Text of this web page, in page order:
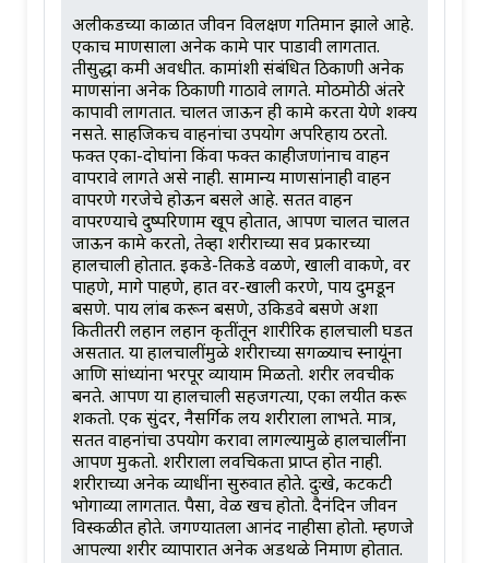
अलीकडच्या काळात जीवन विलक्षण गतिमान झाले आहे.
एकाच माणसाला अनेक कामे पार पाडावी लागतात.
तीसुद्धा कमी अवधीत. कामांशी संबंधित ठिकाणी अनेक
माणसांना अनेक ठिकाणी गाठावे लागते. मोठमोठी अंतरे
कापावी लागतात. चालत जाऊन ही कामे करता येणे शक्य
नसते. साहजिकच वाहनांचा उपयोग अपरिहार्य ठरतो.
फक्त एका-दोघांना किंवा फक्त काहीजणांनाच वाहन
वापरावे लागते असे नाही. सामान्य माणसांनाही वाहन
वापरणे गरजेचे होऊन बसले आहे. सतत वाहन
वापरण्याचे दुष्परिणाम खूप होतात, आपण चालत चालत
जाऊन कामे करतो, तेव्हा शरीराच्या सर्व प्रकारच्या
हालचाली होतात. इकडे-तिकडे वळणे, खाली वाकणे, वर
पाहणे, मागे पाहणे, हात वर-खाली करणे, पाय दुमडून
बसणे. पाय लांब करून बसणे, उकिडवे बसणे अशा
कितीतरी लहान लहान कृतींतून शारीरिक हालचाली घडत
असतात. या हालचालींमुळे शरीराच्या सगळ्याच स्नायूंना
आणि सांध्यांना भरपूर व्यायाम मिळतो. शरीर लवचीक
बनते. आपण या हालचाली सहजगत्या, एका लयीत करू
शकतो. एक सुंदर, नैसर्गिक लय शरीराला लाभते. मात्र,
सतत वाहनांचा उपयोग करावा लागल्यामुळे हालचालींना
आपण मुकतो. शरीराला लवचिकता प्राप्त होत नाही.
शरीराच्या अनेक व्याधींना सुरुवात होते. दुःखे, कटकटी
भोगाव्या लागतात. पैसा, वेळ खर्च होतो. दैनंदिन जीवन
विस्कळीत होते. जगण्यातला आनंद नाहीसा होतो. म्हणजे
आपल्या शरीर व्यापारात अनेक अडथळे निर्माण होतात.